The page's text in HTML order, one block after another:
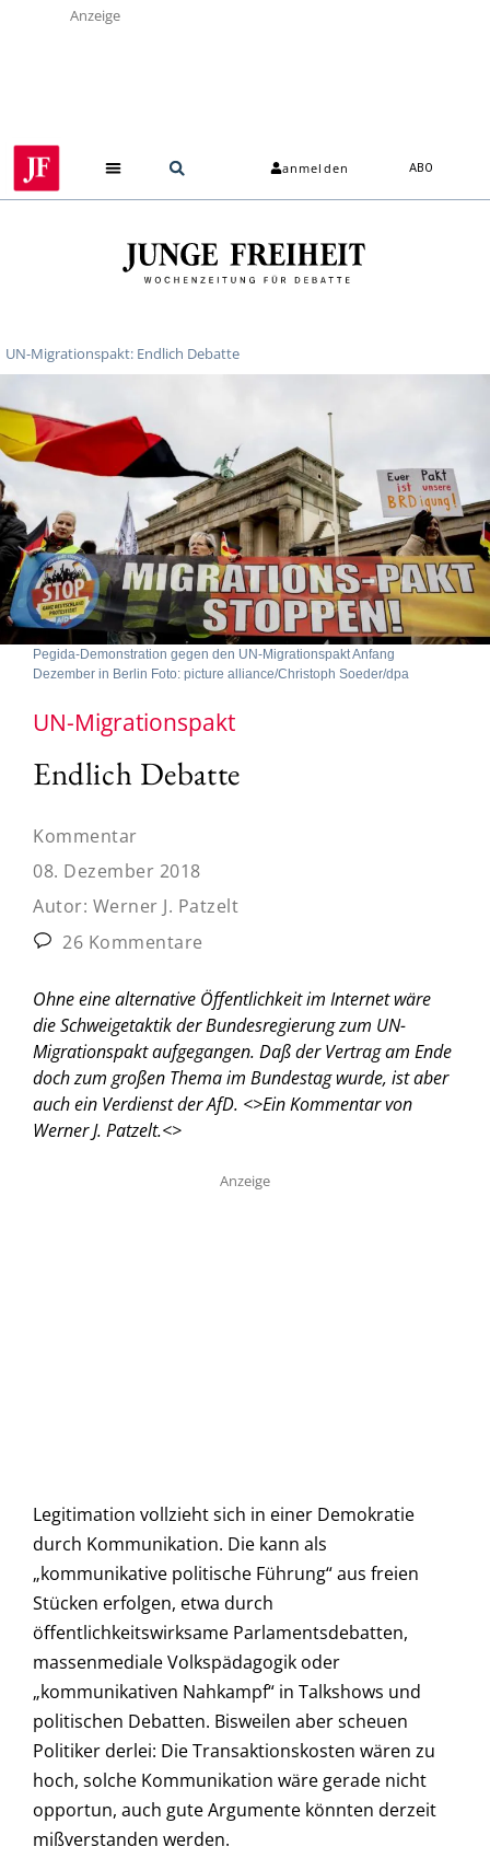
Anzeige
anmelden ABO
UN-Migrationspakt: Endlich Debatte
Pegida-Demonstration gegen den UN-Migrationspakt Anfang
Dezember in Berlin Foto: picture alliance/Christoph Soeder/dpa
UN-Migrationspakt
Endlich Debatte
Kommentar
08. Dezember 2018
Autor: Werner J. Patzelt
26 Kommentare
Ohne eine alternative Öffentlichkeit im Internet wäre
die Schweigetaktik der Bundesregierung zum UN-
Migrationspakt aufgegangen. Daß der Vertrag am Ende
doch zum großen Thema im Bundestag wurde, ist aber
auch ein Verdienst der AfD. <>Ein Kommentar von
Werner J. Patzelt.<>
Anzeige
Legitimation vollzieht sich in einer Demokratie
durch Kommunikation. Die kann als
„kommunikative politische Führung“ aus freien
Stücken erfolgen, etwa durch
öffentlichkeitswirksame Parlamentsdebatten,
massenmediale Volkspädagogik oder
„kommunikativen Nahkampf“ in Talkshows und
politischen Debatten. Bisweilen aber scheuen
Politiker derlei: Die Transaktionskosten wären zu
hoch, solche Kommunikation wäre gerade nicht
opportun, auch gute Argumente könnten derzeit
mißverstanden werden.